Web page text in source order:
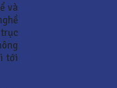
và
tới